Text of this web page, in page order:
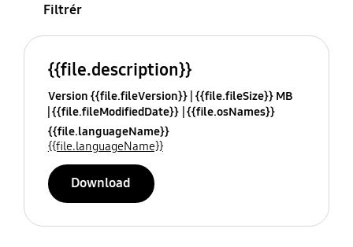
Filtrér
{{file.description}}
Version {{file.fileVersion}} {{file.fileSize}} MB
{{file.fileModifiedDate}} {{file.osNames}}
{{file.languageName}}
{{file.languageName}}
Download